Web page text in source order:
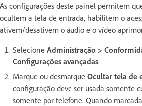
As configurações deste painel permitem
ocultem a tela de entrada, habilitem o
ativem/desativem o áudio e o vídeo
Selecione Administração >
Configurações avançadas.
Marque ou desmarque Ocultar tela de
configuração deve ser usada somente
somente por telefone. Quando